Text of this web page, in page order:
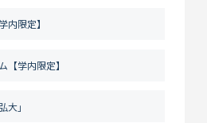
内限定】
【学内限定】
大」